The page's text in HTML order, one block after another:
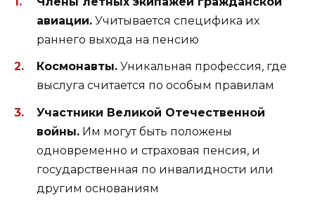
авиации. Учитывается специфика их
раннего выхода на пенсию
Космонавты. Уникальная профессия, где
выслуга считается по особым правилам
Участники Великой Отечественной
войны. Им могут быть положены
одновременно и страховая пенсия, и
государственная по инвалидности или
другим основаниям